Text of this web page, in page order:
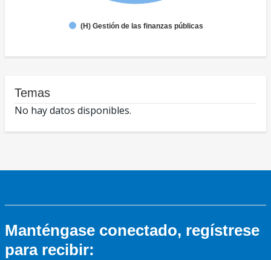
(H) Gestión de las finanzas públicas
Temas
No hay datos disponibles.
Manténgase conectado, regístrese
para recibir: